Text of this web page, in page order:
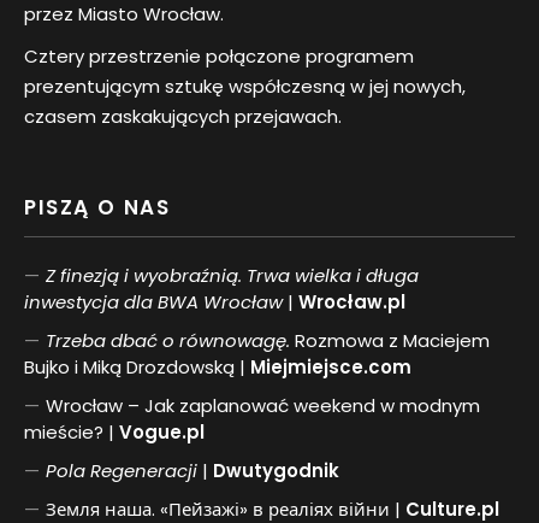
przez Miasto Wrocław.
Cztery przestrzenie połączone programem
prezentującym sztukę współczesną w jej nowych,
czasem zaskakujących przejawach.
PISZĄ O NAS
Z finezją i wyobraźnią. Trwa wielka i długa
inwestycja dla BWA Wrocław| Wrocław.pl
Trzeba dbać o równowagę. Rozmowa z Maciejem
Bujko i Miką Drozdowską | Miejmiejsce.com
Wrocław – Jak zaplanować weekend w modnym
mieście? | Vogue.pl
PolaRegeneracji | Dwutygodnik
Земля наша. «Пейзажі» в реаліях війни | Culture.pl